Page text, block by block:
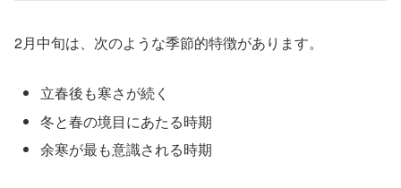
2月中旬は、次のような季節的特徴があります。
立春後も寒さが続く
冬と春の境目にあたる時期
余寒が最も意識される時期